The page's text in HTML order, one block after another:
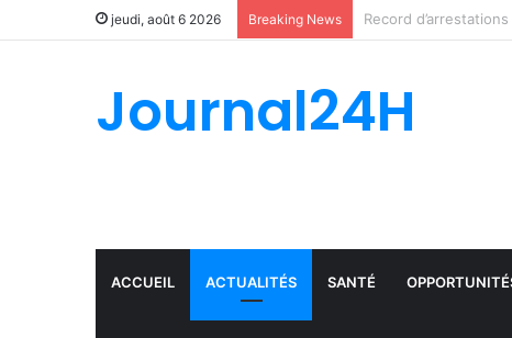
jeudi, août 6 2026 Breaking News
Journal24H
ACCUEIL ACTUALITÉS SANTÉ